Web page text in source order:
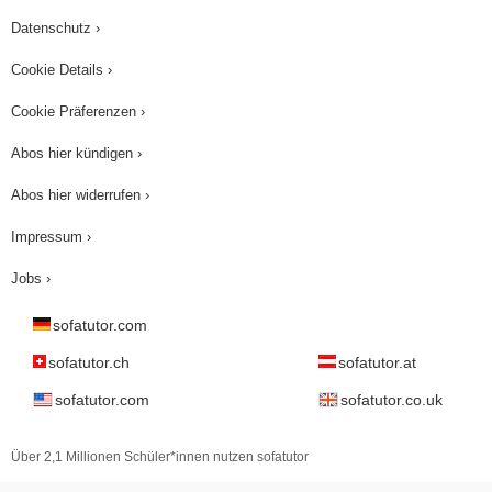
hoffe, dass du heute viel über die indirekten
Datenschutz ›
Cookie Details ›
Cookie Präferenzen ›
Abos hier kündigen ›
Abos hier widerrufen ›
Impressum ›
Jobs ›
sofatutor.com
sofatutor.ch sofatutor.at
sofatutor.com sofatutor.co.uk
Über 2,1 Millionen Schüler*innen nutzen sofatutor